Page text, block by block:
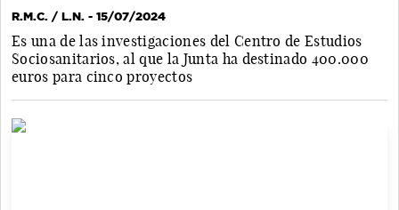
R.M.C. / L.N. - 15/07/2024
Es una de las investigaciones del Centro de Estudios
Sociosanitarios, al que la Junta ha destinado 400.000
euros para cinco proyectos